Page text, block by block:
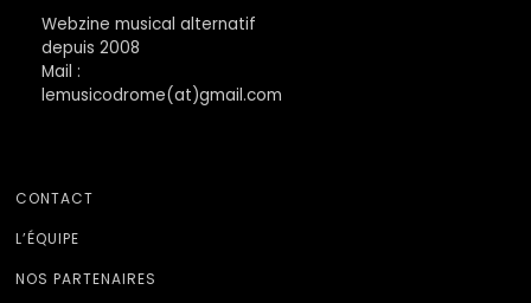
Webzine musical alternatif
depuis 2008
Mail :
lemusicodrome(at)gmail.com
CONTACT
L’ÉQUIPE
NOS PARTENAIRES